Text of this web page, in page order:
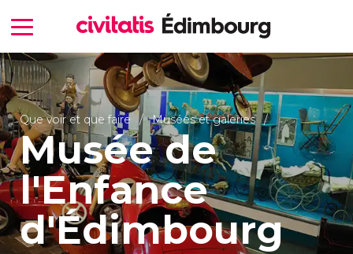
Que voir et que faire Musées et galeries
Musée de
l'Enfance
d'Édimbourg